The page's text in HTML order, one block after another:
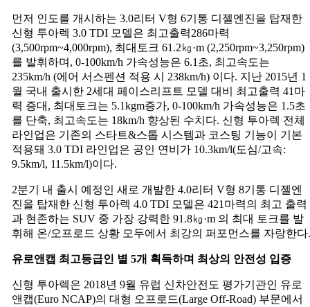
먼저 인도를 개시하는 3.0리터 V형 6기통 디젤엔진을 탑재한
신형 투아렉 3.0 TDI 모델은 최고출력286마력
(3,500rpm~4,000rpm), 최대토크 61.2㎏·m (2,250rpm~3,250rpm)
를 발휘하며, 0-100km/h 가속성능은 6.1초, 최고속도는
235km/h (에어 서스펜션 적용 시 238km/h) 이다. 지난 2015년 1
월 국내 출시한 2세대 페이스리프트 모델 대비 최고출력 41마
력 증대, 최대토크는 5.1kgm증가, 0-100km/h 가속성능은 1.5초
를 단축, 최고속도는 18km/h 향상된 수치다. 신형 투아렉 전체
라인업은 기존의 스타트&스톱 시스템과 코스팅 기능이 기본
적용돼 3.0 TDI 라인업은 공인 연비가 10.3km/l(도심/고속:
9.5km/l, 11.5km/l)이다.
2분기 내 출시 예정인 새로 개발한 4.0리터 V형 8기통 디젤엔
진을 탑재한 신형 투아렉 4.0 TDI 모델은 421마력의 최고 출력
과 현존하는 SUV 중 가장 강력한 91.8㎏·m 의 최대 토크를 발
휘해 온/오프로드 상황 모두에서 최강의 퍼포먼스를 자랑한다.
유로앤캡 최고등급인 별 5개 획득하며 최상의 안전성 입증
신형 투아렉은 2018년 9월 유럽 신차안전도 평가기관인 유로
앤캡(Euro NCAP)의 대형 오프로드(Large Off-Road) 부문에서